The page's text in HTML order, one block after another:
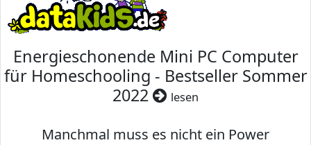
Energieschonende Mini PC Computer
für Homeschooling - Bestseller Sommer
2022
lesen
Manchmal muss es nicht ein Power